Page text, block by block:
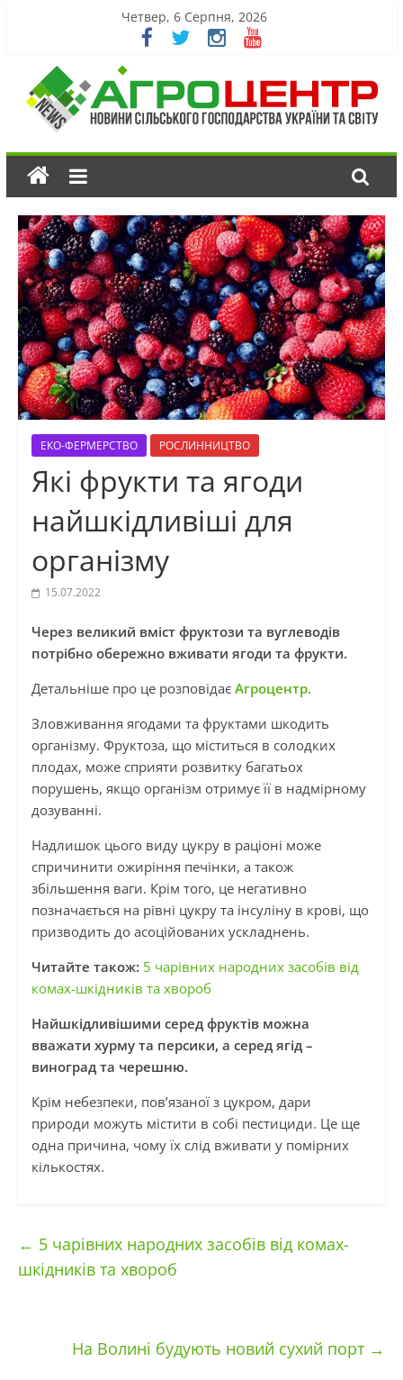
Четвер, 6 Серпня, 2026
ЕКО-ФЕРМЕРСТВО РОСЛИННИЦТВО
Які фрукти та ягоди
найшкідливіші для
організму
15.07.2022
Через великий вміст фруктози та вуглеводів
потрібно обережно вживати ягоди та фрукти.
Детальніше про це розповідає Агроцентр.
Зловживання ягодами та фруктами шкодить
організму. Фруктоза, що міститься в солодких
плодах, може сприяти розвитку багатьох
порушень, якщо організм отримує її в надмірному
дозуванні.
Надлишок цього виду цукру в раціоні може
спричинити ожиріння печінки, а також
збільшення ваги. Крім того, це негативно
позначається на рівні цукру та інсуліну в крові, що
призводить до асоційованих ускладнень.
Читайте також: 5 чарівних народних засобів від
комах-шкідників та хвороб
Найшкідливішими серед фруктів можна
вважати хурму та персики, а серед ягід –
виноград та черешню.
Крім небезпеки, пов’язаної з цукром, дари
природи можуть містити в собі пестициди. Це ще
одна причина, чому їх слід вживати у помірних
кількостях.
← 5 чарівних народних засобів від комах-
шкідників та хвороб
На Волині будують новий сухий порт →